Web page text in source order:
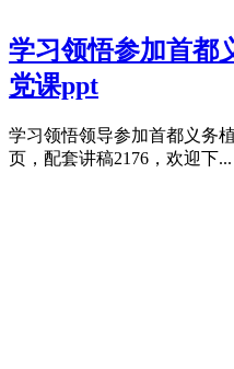
学习领悟参加首都
党课ppt
学习领悟领导参加首都义务
页，配套讲稿2176，欢迎下...